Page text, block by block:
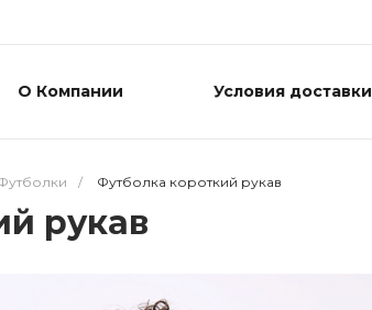
О Компании Условия доставки
/ Футболка короткий рукав
рукав